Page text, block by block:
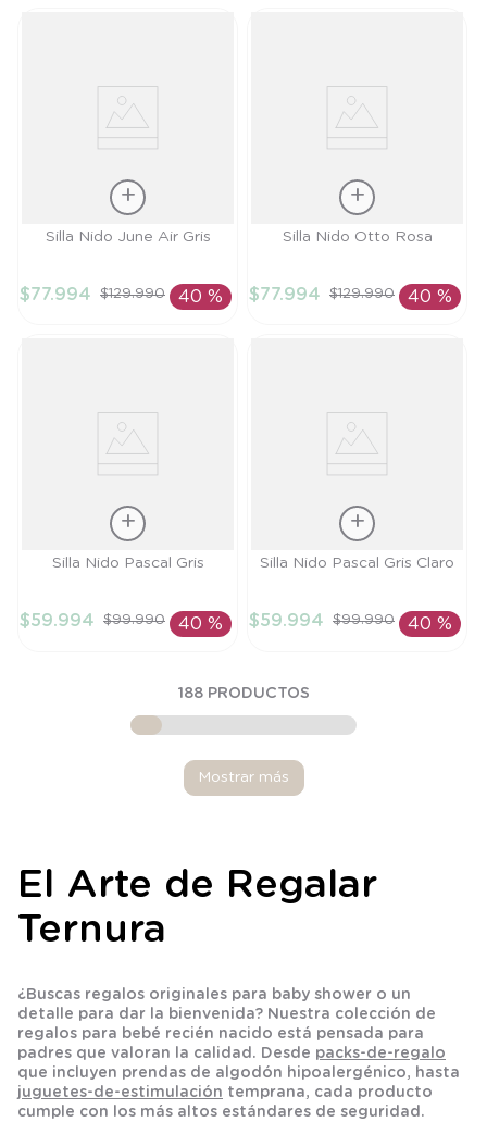
TallaSilla Nido June Air Gris
$77.994 $129.990 40 %
TallaSilla Nido Otto Rosa
$77.994 $129.990 40 %
Talla
AÑADIR AL
Silla Nido Pascal Gris
$59.994 $99.990 40 %
Talla
AÑADIR AL
Silla Nido Pascal Gris Claro
$59.994 $99.990 40 %
188 PRODUCTOS
Mostrar más
El Arte de Regalar
Ternura
¿Buscas regalos originales para baby shower o un
detalle para dar la bienvenida? Nuestra colección de
regalos para bebé recién nacido está pensada para
padres que valoran la calidad. Desde packs-de-regalo
que incluyen prendas de algodón hipoalergénico, hasta
juguetes-de-estimulación temprana, cada producto
cumple con los más altos estándares de seguridad.